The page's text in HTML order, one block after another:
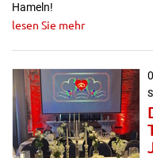
Hameln!
lesen Sie mehr